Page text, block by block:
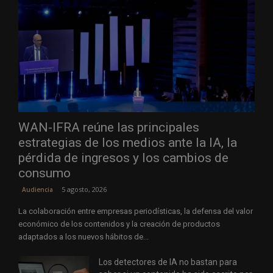
WAN-IFRA reúne las principales
estrategias de los medios ante la IA, la
pérdida de ingresos y los cambios de
consumo
Audiencia 5 agosto, 2026
La colaboración entre empresas periodísticas, la defensa del valor
económico de los contenidos y la creación de productos
adaptados a los nuevos hábitos de...
Los detectores de IA no bastan para